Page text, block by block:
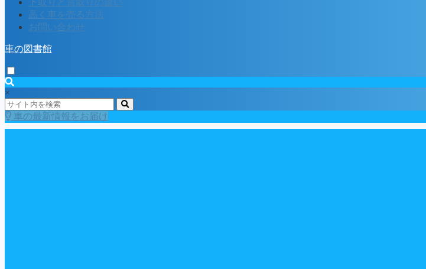
下取りと買取りの違い
高く車を売る方法
お問い合わせ
車の図書館
×
車の最新情報をお届け